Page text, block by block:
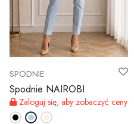
SPODNIE
Spodnie NAIROBI
Zaloguj się, aby zobaczyć ceny